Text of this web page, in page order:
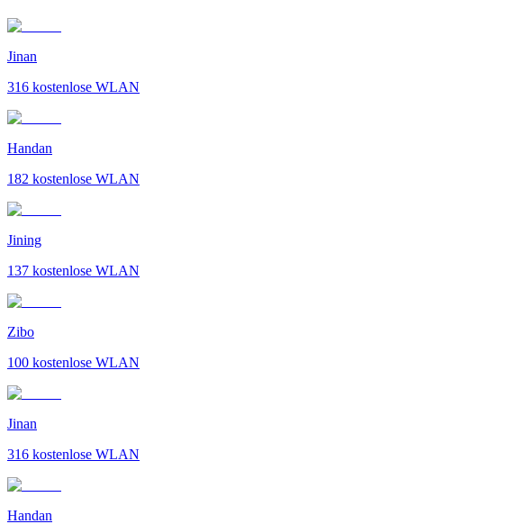
Jinan
316 kostenlose WLAN
Handan
182 kostenlose WLAN
Jining
137 kostenlose WLAN
Zibo
100 kostenlose WLAN
Jinan
316 kostenlose WLAN
Handan